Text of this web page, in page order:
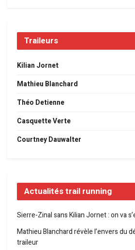
Traileurs
Kilian Jornet
Mathieu Blanchard
Théo Detienne
Casquette Verte
Courtney Dauwalter
Actualités trail running
Sierre-Zinal sans Kilian Jornet : on va
Mathieu Blanchard révèle l’envers du
traileur